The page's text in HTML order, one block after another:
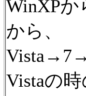
WinXP
から、
Vistaの